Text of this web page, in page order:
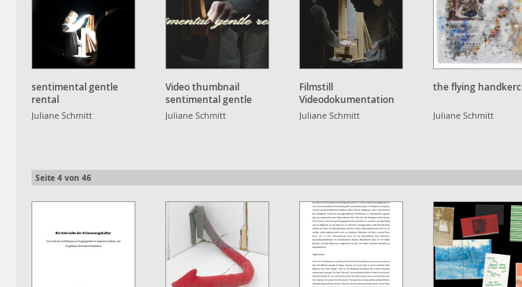
sentimental gentle
rental
Juliane Schmitt
Video thumbnail
sentimental gentle
rental
Juliane Schmitt
Filmstill
Videodokumentation
sentimental gentle
rental
Juliane Schmitt
the flying
Juliane Schmitt
Seite 4 von 46